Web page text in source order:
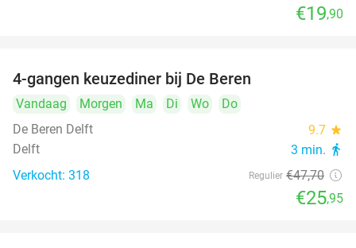
€19,90
4-gangen keuzediner bij De Beren
Vandaag Morgen Ma Di Wo
Do
De Beren Delft
9.7 star
Delft 3 min. directions_walk
Verkocht: 318 Regulier €47,70
€25,95